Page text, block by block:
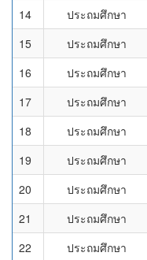
14
ประถมศึกษา
15
ประถมศึกษา
16
ประถมศึกษา
17
ประถมศึกษา
18
ประถมศึกษา
19
ประถมศึกษา
20
ประถมศึกษา
21
ประถมศึกษา
22
ประถมศึกษา